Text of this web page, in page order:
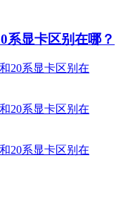
系显卡区别在哪？